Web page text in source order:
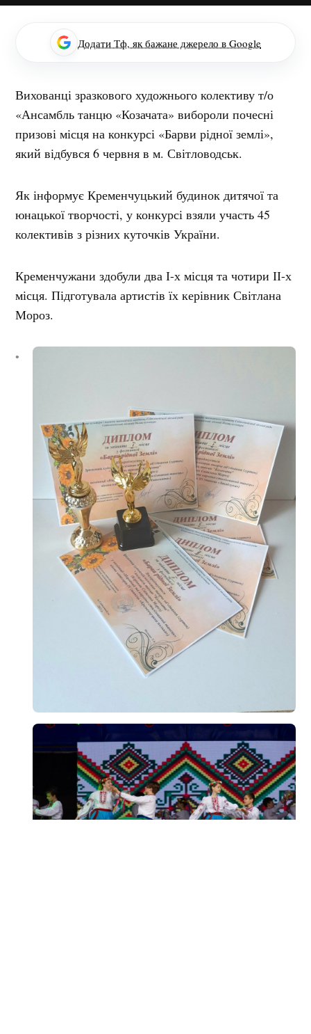
Додати Тф, як бажане джерело в Google
Вихованці зразкового художнього колективу т/о
«Ансамбль танцю «Козачата» вибороли почесні
призові місця на конкурсі «Барви рідної землі»,
який відбувся 6 червня в м. Світловодськ.
Як інформує Кременчуцький будинок дитячої та
юнацької творчості, у конкурсі взяли участь 45
колективів з різних куточків України.
Кременчужани здобули два І-х місця та чотири ІІ-х
місця. Підготувала артистів їх керівник Світлана
Мороз.